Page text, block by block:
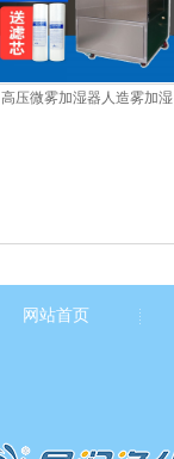
高压微雾加湿器人造雾加湿
网站首页